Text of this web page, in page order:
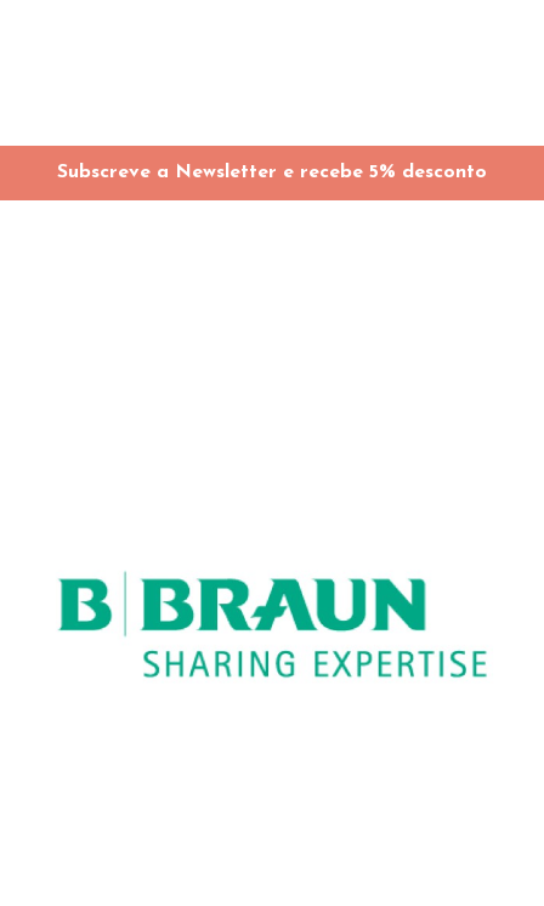
Subscreve a Newsletter e recebe 5% desconto